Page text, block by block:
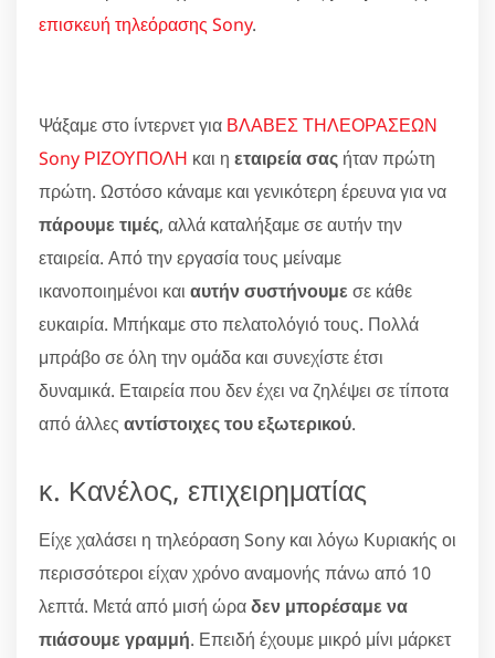
επισκευή τηλεόρασης Sony.
Ψάξαμε στο ίντερνετ για ΒΛΑΒΕΣ ΤΗΛΕΟΡΑΣΕΩΝ
Sony ΡΙΖΟΥΠΟΛΗ και η εταιρεία σας ήταν πρώτη
πρώτη. Ωστόσο κάναμε και γενικότερη έρευνα για να
πάρουμε τιμές, αλλά καταλήξαμε σε αυτήν την
εταιρεία. Από την εργασία τους μείναμε
ικανοποιημένοι και αυτήν συστήνουμε σε κάθε
ευκαιρία. Μπήκαμε στο πελατολόγιό τους. Πολλά
μπράβο σε όλη την ομάδα και συνεχίστε έτσι
δυναμικά. Εταιρεία που δεν έχει να ζηλέψει σε τίποτα
από άλλες αντίστοιχες του εξωτερικού.
κ. Κανέλος, επιχειρηματίας
Είχε χαλάσει η τηλεόραση Sony και λόγω Κυριακής οι
περισσότεροι είχαν χρόνο αναμονής πάνω από 10
λεπτά. Μετά από μισή ώραδεν μπορέσαμε να
πιάσουμε γραμμή. Επειδή έχουμε μικρό μίνι μάρκετ